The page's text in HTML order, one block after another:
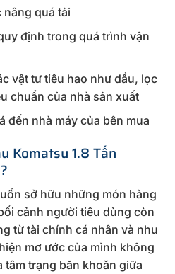
quá tải
định trong quá trình vận
vật tư tiêu hao như dầu, lọc
chuẩn của nhà sản xuất
đến nhà máy của bên mua
Komatsu 1.8 Tấn
sở hữu những món hàng
cảnh người tiêu dùng còn
từ tài chính cá nhân và nhu
mơ ước của mình không
tâm trạng băn khoăn giữa